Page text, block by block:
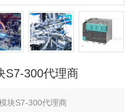
S7-300代理商
块S7-300代理商